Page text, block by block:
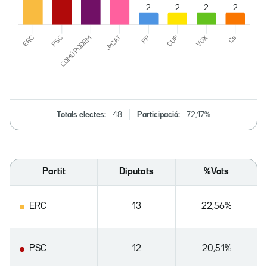
Totals electes: 48 Participació: 72,17%
Partit Diputats %Vots
ERC 13 22,56%
PSC 12 20,51%